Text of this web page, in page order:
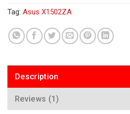
Tag: Asus X1502ZA
Description
Reviews (1)